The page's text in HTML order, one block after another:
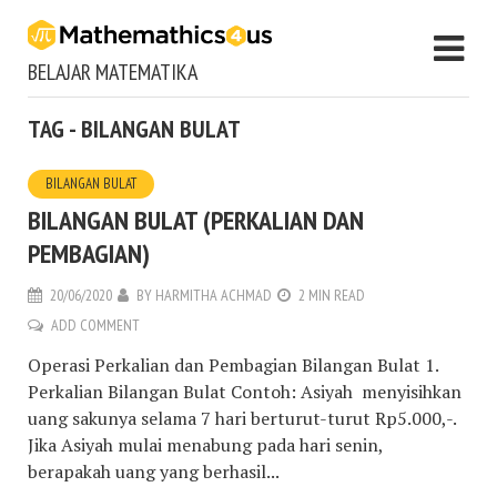
BELAJAR MATEMATIKA
TAG - BILANGAN BULAT
BILANGAN BULAT
BILANGAN BULAT (PERKALIAN DAN
PEMBAGIAN)
20/06/2020 BY HARMITHA ACHMAD
2 MIN READ
ADD COMMENT
Operasi Perkalian dan Pembagian Bilangan Bulat 1.
Perkalian Bilangan Bulat Contoh: Asiyah menyisihkan
uang sakunya selama 7 hari berturut-turut Rp5.000,-.
Jika Asiyah mulai menabung pada hari senin,
berapakah uang yang berhasil...